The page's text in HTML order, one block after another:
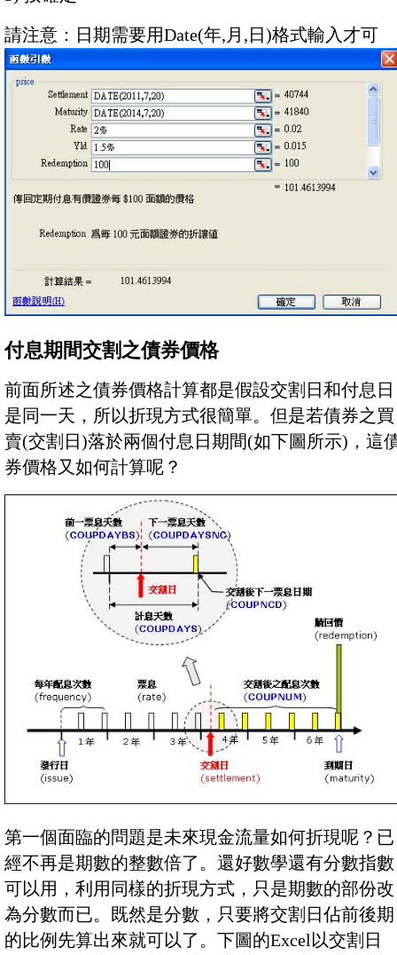
請注意：日期需要用Date(年,月,日)格式輸入才可
付息期間交割之債券價格
前面所述之債券價格計算都是假設交割日和付息日
是同一天，所以折現方式很簡單。但是若債券之買
賣(交割日)落於兩個付息日期間(如下圖所示)，這
券價格又如何計算呢？
第一個面臨的問題是未來現金流量如何折現呢？已
經不再是期數的整數倍了。還好數學還有分數指數
可以用，利用同樣的折現方式，只是期數的部份改
為分數而已。既然是分數，只要將交割日佔前後期
的比例先算出來就可以了。下圖的Excel以交割日